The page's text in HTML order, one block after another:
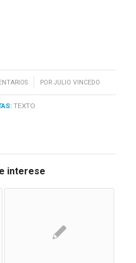
PORJULIO VINCEDO
TEXTO
interese